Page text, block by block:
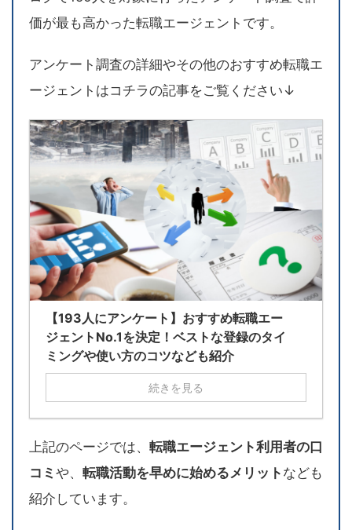
価が最も高かった転職エージェントです。
アンケート調査の詳細やその他のおすすめ転職エ
ージェントはコチラの記事をご覧ください↓
【193人にアンケート】おすすめ転職エー
ジェントNo.1を決定！ベストな登録のタイ
ミングや使い方のコツなども紹介
続きを見る
上記のページでは、 転職エージェント利用者の口
コミ や、 転職活動を早めに始めるメリット なども
紹介しています。